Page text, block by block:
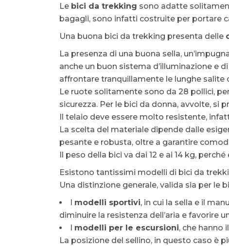
Le bici da trekking sono adatte
bagagli, sono infatti costruite per portare
Una buona bici da trekking presenta delle
La presenza di una buona sella,
anche un buon sistema d’illuminazione e
affrontare tranquillamente le lunghe salite
Le ruote solitamente sono da 28 pollici,
sicurezza. Per le bici da donna, avvolte, si
Il telaio deve essere molto resistente,
La scelta del materiale dipende dalle
pesante e robusta, oltre a garantire
Il peso della bici va dai 12 e ai 14 kg,
Esistono tantissimi modelli di bici da
Una distinzione generale, valida sia per le
modelli sportivi, in cui la sella e il
diminuire la resistenza dell’aria e favorire
modelli per le escursioni, che hanno
La posizione del sellino, in questo caso è